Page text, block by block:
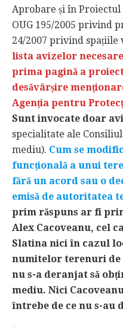
Aprobare și în
OUG 195/2005 privind
24/2007 privind spațiile
lista avizelor
prima pagină a
desăvârșire
Agenția pentru
Sunt invocate doar
specialitate ale
mediu). Cum se
funcțională a unui
fără un acord sau o
emisă de autoritatea
prim răspuns ar fi
Alex Cacoveanu, cel
Slatina nici în cazul
numitelor terenuri de
nu s-a deranjat să
mediu. Nici
întrebe de ce nu s-au